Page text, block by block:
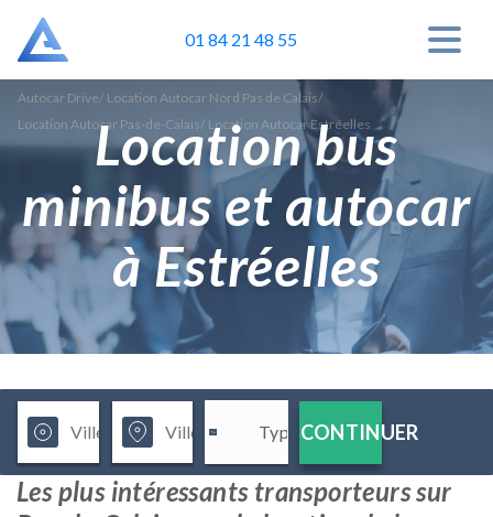
01 84 21 48 55
Autocar Drive/ Location Autocar Nord Pas de Calais/
Location Autocar Pas-de-Calais/ Location Autocar Estréelles
Location bus
minibus et autocar
à Estréelles
CONTINUER
Les plus intéressants transporteurs sur